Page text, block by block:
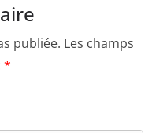
publiée. Les champs
*